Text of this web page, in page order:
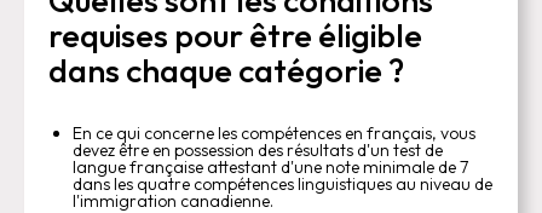
requises pour être éligible
dans chaque catégorie ?
En ce qui concerne les compétences en français, vous
devez être en possession des résultats d'un test de
langue française attestant d'une note minimale de 7
dans les quatre compétences linguistiques au niveau de
l'immigration canadienne.